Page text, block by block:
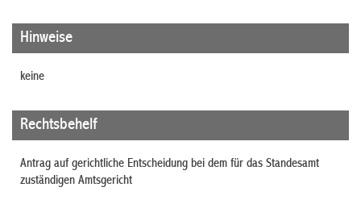
Hinweise
keine
Rechtsbehelf
Antrag auf gerichtliche Entscheidung bei dem für das Standesamt
zuständigen Amtsgericht